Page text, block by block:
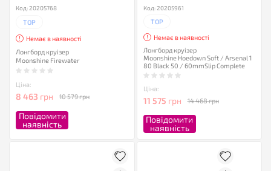
Код: 20205768
TOP
Немає в наявності
Лонгборд круізер
Moonshine Firewater
Ціна:
8 463 грн 10 579 грн
Повідомити
наявність
Код: 20205961
TOP
Немає в наявності
Лонгборд круізер
Moonshine Hoedown Soft / Arsenal 1
80 Black 50 / 60mmSlip Complete
Ціна:
11 575 грн 14 468 грн
Повідомити
наявність